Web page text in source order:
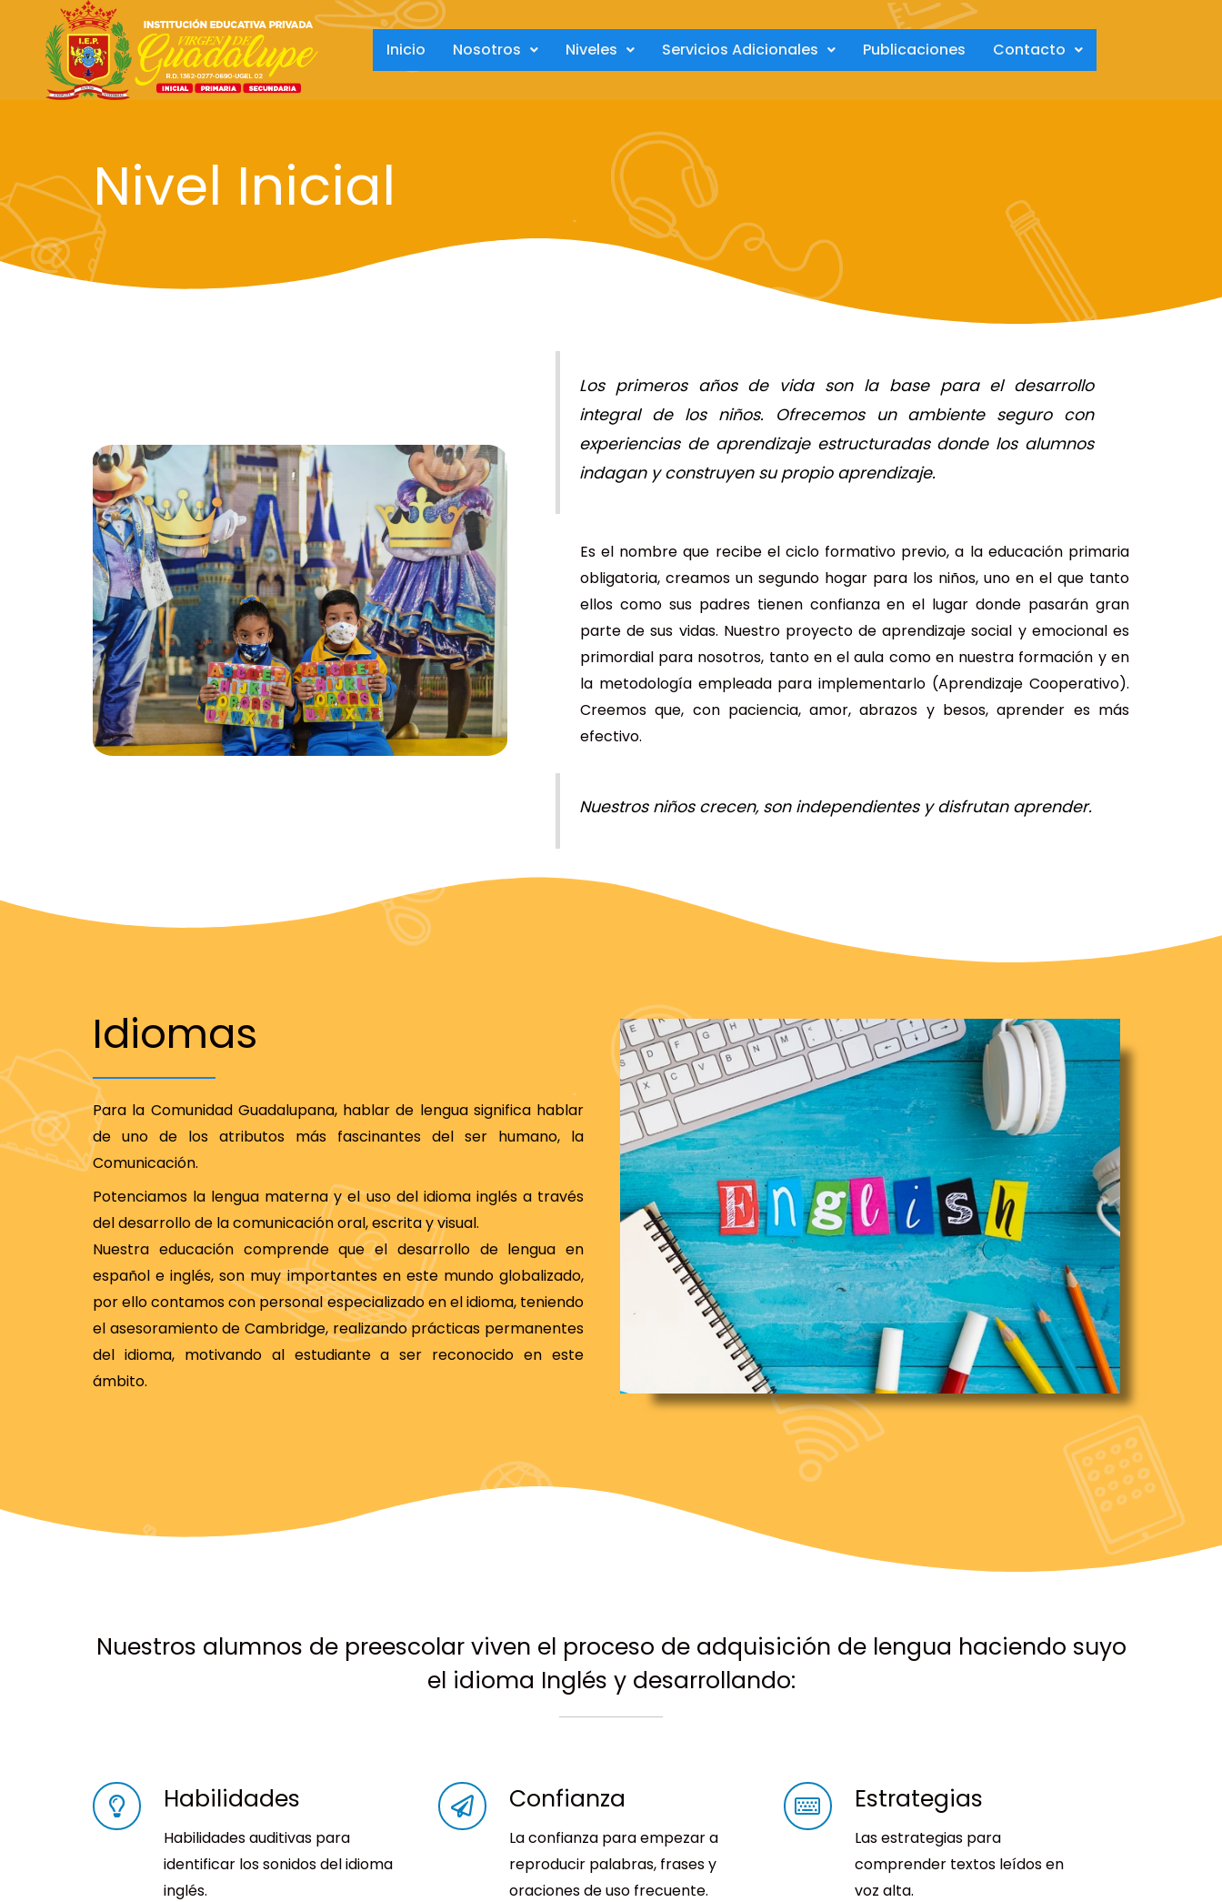
Inicio Nosotros Niveles Servicios Adicionales Publicaciones Contacto
Nivel Inicial
Los primeros años de vida son la base para el desarrollo
integral de los niños. Ofrecemos un ambiente seguro con
experiencias de aprendizaje estructuradas donde los alumnos
indagan y construyen su propio aprendizaje.
Es el nombre que recibe el ciclo formativo previo, a la educación primaria
obligatoria, creamos un segundo hogar para los niños, uno en el que tanto
ellos como sus padres tienen confianza en el lugar donde pasarán gran
parte de sus vidas. Nuestro proyecto de aprendizaje social y emocional es
primordial para nosotros, tanto en el aula como en nuestra formación y en
la metodología empleada para implementarlo (Aprendizaje Cooperativo).
Creemos que, con paciencia, amor, abrazos y besos, aprender es más
efectivo.
Nuestros niños crecen, son independientes y disfrutan aprender.
Idiomas
Para la Comunidad Guadalupana, hablar de lengua significa hablar
de uno de los atributos más fascinantes del ser humano, la
Comunicación.
Potenciamos la lengua materna y el uso del idioma inglés a través
del desarrollo de la comunicación oral, escrita y visual.
Nuestra educación comprende que el desarrollo de lengua en
español e inglés, son muy importantes en este mundo globalizado,
por ello contamos con personal especializado en el idioma, teniendo
el asesoramiento de Cambridge, realizando prácticas permanentes
del idioma, motivando al estudiante a ser reconocido en este
ámbito.
Nuestros alumnos de preescolar viven el proceso de adquisición de lengua haciendo suyo
el idioma Inglés y desarrollando:
Habilidades
Habilidades auditivas para
identificar los sonidos del idioma
inglés.
Confianza
La confianza para empezar a
reproducir palabras, frases y
oraciones de uso frecuente.
Estrategias
Las estrategias para
comprender textos leídos en
voz alta.